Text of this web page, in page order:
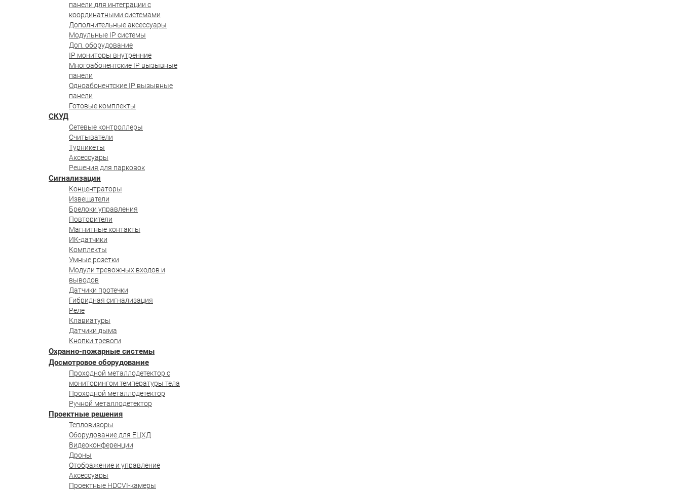
панели для интеграции с
координатными системами
Дополнительные аксессуары
Модульные IP системы
Доп. оборудование
IP мониторы внутренние
Многоабонентские IP вызывные
панели
Одноабонентские IP вызывные
панели
Готовые комплекты
СКУД
Сетевые контроллеры
Считыватели
Турникеты
Аксессуары
Решения для парковок
Сигнализации
Концентраторы
Извещатели
Брелоки управления
Повторители
Магнитные контакты
ИК-датчики
Комплекты
Умные розетки
Модули тревожных входов и
выводов
Датчики протечки
Гибридная сигнализация
Реле
Клавиатуры
Датчики дыма
Кнопки тревоги
Охранно-пожарные системы
Досмотровое оборудование
Проходной металлодетектор с
мониторингом температуры тела
Проходной металлодетектор
Ручной металлодетектор
Проектные решения
Тепловизоры
Оборудование для ЕЦХД
Видеоконференции
Дроны
Отображение и управление
Аксессуары
Проектные HDCVI-камеры